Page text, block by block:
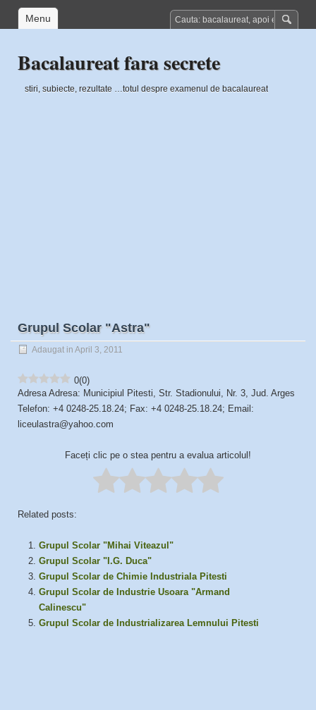
Menu
Bacalaureat fara secrete
stiri, subiecte, rezultate …totul despre examenul de bacalaureat
Grupul Scolar "Astra"
Adaugat in April 3, 2011
0(0)
Adresa Adresa: Municipiul Pitesti, Str. Stadionului, Nr. 3, Jud. Arges
Telefon: +4 0248-25.18.24; Fax: +4 0248-25.18.24; Email:
liceulastra@yahoo.com
Faceți clic pe o stea pentru a evalua articolul!
Related posts:
Grupul Scolar "Mihai Viteazul"
Grupul Scolar "I.G. Duca"
Grupul Scolar de Chimie Industriala Pitesti
Grupul Scolar de Industrie Usoara "Armand
Calinescu"
Grupul Scolar de Industrializarea Lemnului Pitesti